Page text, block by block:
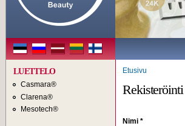
LUETTELO
Casmara®
Clarena®
Mesotech®
Etusivu
Rekisteröinti
Nimi *